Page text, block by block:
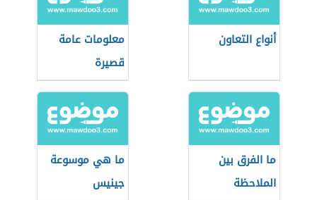
أنواع التعاون
معلومات عامة
قصيرة
ما الفرق بين
الملاحظة
ما هي موسوعة
جينيس